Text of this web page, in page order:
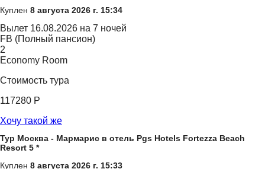
Куплен 8 августа 2026 г. 15:34
Вылет 16.08.2026 на 7 ночей
FB (Полный пансион)
2
Economy Room
Стоимость тура
117280 Р
Хочу такой же
Тур Москва - Мармарис в отель Pgs Hotels Fortezza Beach
Resort 5 *
Куплен 8 августа 2026 г. 15:33